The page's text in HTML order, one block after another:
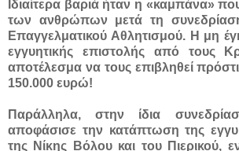
Ιδιαίτερα βαριά ήταν η «καμπάνα»
των ανθρώπων μετά τη
Επαγγελματικού Αθλητισμού. Η μη
εγγυητικής επιστολής από τους
αποτέλεσμα να τους επιβληθεί
150.000 ευρώ!
Παράλληλα, στην ίδια
αποφάσισε την κατάπτωση της
της Νίκης Βόλου και του Πιερικού,